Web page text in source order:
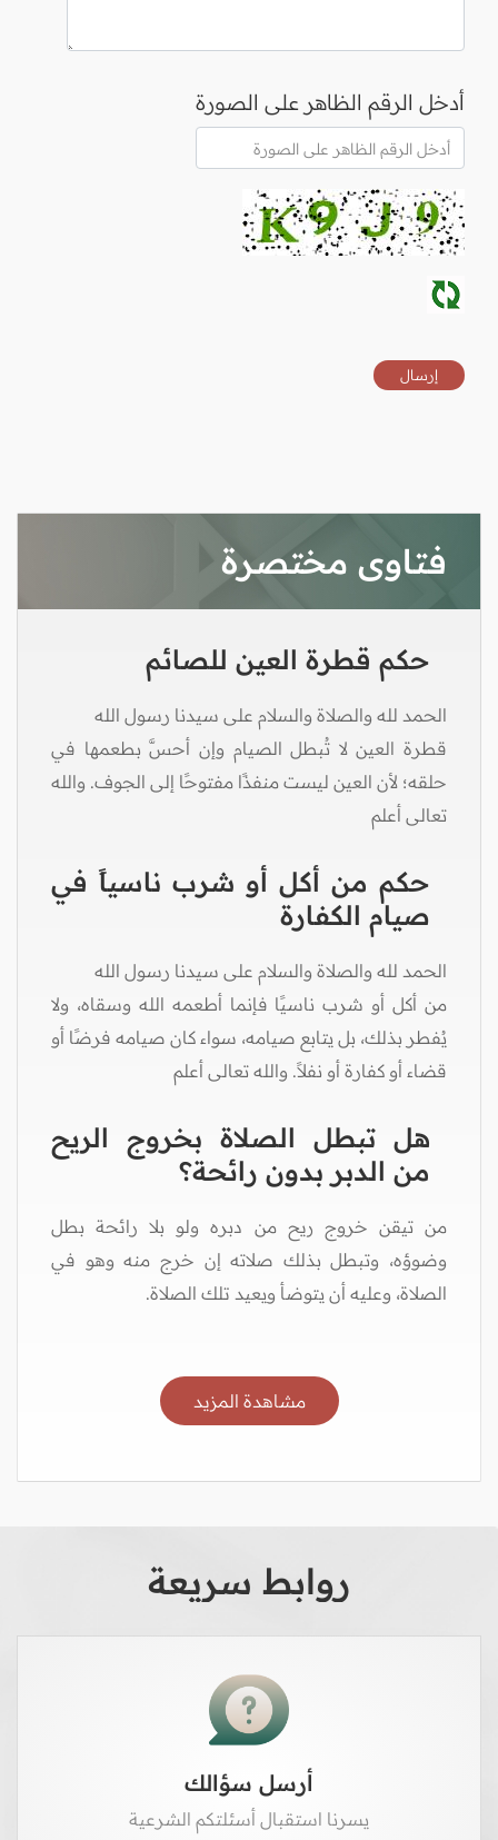
أدخل الرقم الظاهر على الصورة
فتاوى مختصرة
حكم قطرة العين للصائم
الحمد لله والصلاة والسلام على سيدنا رسول الله
قطرة العين لا تُبطل الصيام وإن أحسَّ بطعمها في
حلقه؛ لأن العين ليست منفذًا مفتوحًا إلى الجوف. والله
تعالى أعلم
حكم من أكل أو شرب ناسياً في
صيام الكفارة
الحمد لله والصلاة والسلام على سيدنا رسول الله
من أكل أو شرب ناسيًا فإنما أطعمه الله وسقاه، ولا
يُفطر بذلك، بل يتابع صيامه، سواء كان صيامه فرضًا أو
قضاء أو كفارة أو نفلاً. والله تعالى أعلم
هل تبطل الصلاة بخروج الريح
من الدبر بدون رائحة؟
من تيقن خروج ريح من دبره ولو بلا رائحة بطل
وضوؤه، وتبطل بذلك صلاته إن خرج منه وهو في
الصلاة، وعليه أن يتوضأ ويعيد تلك الصلاة.
مشاهدة المزيد
روابط سريعة
أرسل سؤالك
يسرنا استقبال أسئلتكم الشرعية